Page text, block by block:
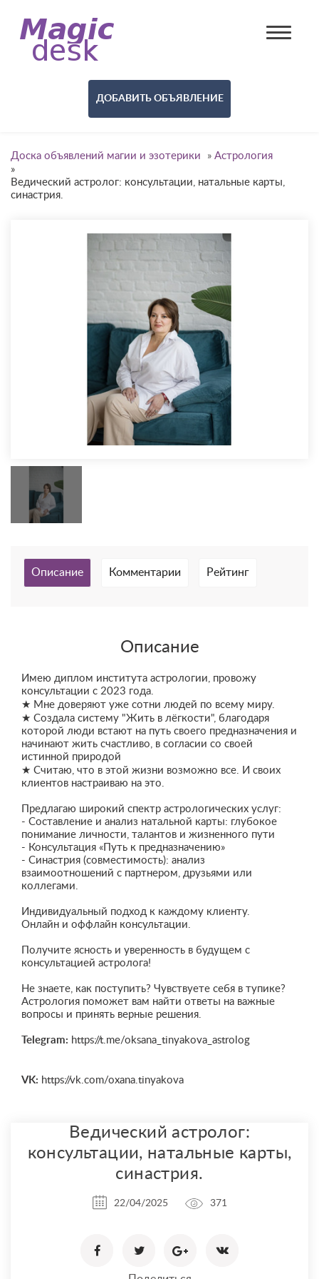
ДОБАВИТЬ ОБЪЯВЛЕНИЕ
Доска объявлений магии и эзотерики » Астрология
»
Ведический астролог: консультации, натальные карты,
синастрия.
Описание Комментарии Рейтинг
Описание
Имею диплом института астрологии, провожу
консультации с 2023 года.
★ Мне доверяют уже сотни людей по всему миру.
★ Создала систему "Жить в лёгкости", благодаря
которой люди встают на путь своего предназначения и
начинают жить счастливо, в согласии со своей
истинной природой
★ Считаю, что в этой жизни возможно все. И своих
клиентов настраиваю на это.
Предлагаю широкий спектр астрологических услуг:
- Составление и анализ натальной карты: глубокое
понимание личности, талантов и жизненного пути
- Консультация «Путь к предназначению»
- Синастрия (совместимость): анализ
взаимоотношений с партнером, друзьями или
коллегами.
Индивидуальный подход к каждому клиенту.
Онлайн и оффлайн консультации.
Получите ясность и уверенность в будущем с
консультацией астролога!
Не знаете, как поступить? Чувствуете себя в тупике?
Астрология поможет вам найти ответы на важные
вопросы и принять верные решения.
Telegram: https://t.me/oksana_tinyakova_astrolog
VK: https://vk.com/oxana.tinyakova
Ведический астролог:
консультации, натальные карты,
синастрия.
22/04/2025 371